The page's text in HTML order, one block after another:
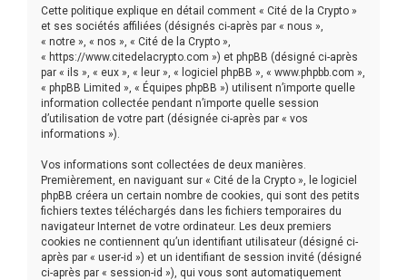
Cette politique explique en détail comment « Cité de la Crypto »
et ses sociétés affiliées (désignés ci-après par « nous »,
« notre », « nos », « Cité de la Crypto »,
« https://www.citedelacrypto.com ») et phpBB (désigné ci-après
par « ils », « eux », « leur », « logiciel phpBB », « www.phpbb.com »,
« phpBB Limited », « Équipes phpBB ») utilisent n’importe quelle
information collectée pendant n’importe quelle session
d’utilisation de votre part (désignée ci-après par « vos
informations »).
Vos informations sont collectées de deux manières.
Premièrement, en naviguant sur « Cité de la Crypto », le logiciel
phpBB créera un certain nombre de cookies, qui sont des petits
fichiers textes téléchargés dans les fichiers temporaires du
navigateur Internet de votre ordinateur. Les deux premiers
cookies ne contiennent qu’un identifiant utilisateur (désigné ci-
après par « user-id ») et un identifiant de session invité (désigné
ci-après par « session-id »), qui vous sont automatiquement